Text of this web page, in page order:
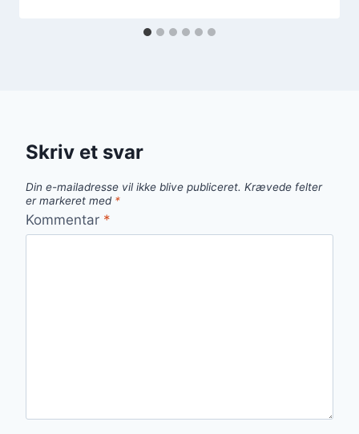
Skriv et svar
Din e-mailadresse vil ikke blive publiceret. Krævede felter
er markeret med *
Kommentar *